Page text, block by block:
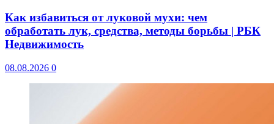
Как избавиться от луковой мухи: чем
обработать лук, средства, методы борьбы | РБК
Недвижимость
08.08.2026 0